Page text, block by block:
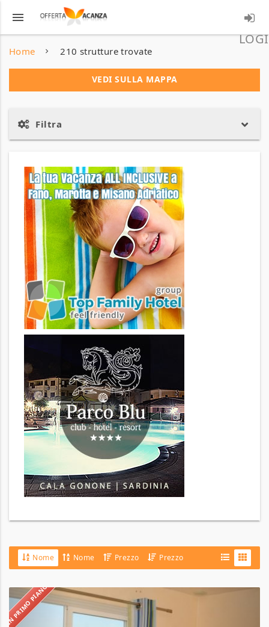
menu
Home 210 strutture trovate
VEDI SULLA MAPPA
Filtra
Nome Nome Prezzo Prezzo
IN PRIMO PIANO
Abbatoggia
Village